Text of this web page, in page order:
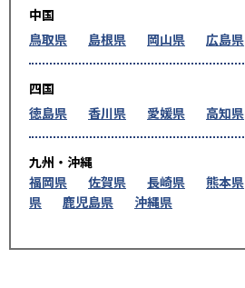
中国
鳥取県
島根県 岡山県 広島県
四国
徳島県
香川県 愛媛県 高知県
九州・沖縄
福岡県
佐賀県 長崎県 熊本県
県
鹿児島県 沖縄県